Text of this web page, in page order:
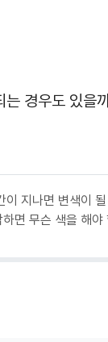
는 경우도 있을
이 지나면 변색이
면 무슨 색을 해야